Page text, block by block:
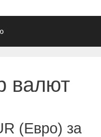
валют
(Евро) за